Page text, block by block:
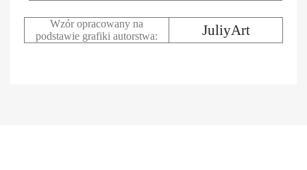
Wzór opracowany na
podstawie grafiki autorstwa:
JuliyArt